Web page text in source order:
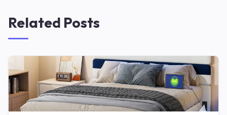
Related Posts